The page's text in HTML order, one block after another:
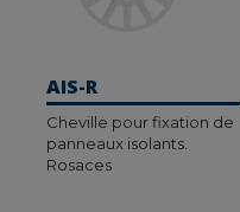
AIS-R
Cheville pour fixation de
panneaux isolants.
Rosaces